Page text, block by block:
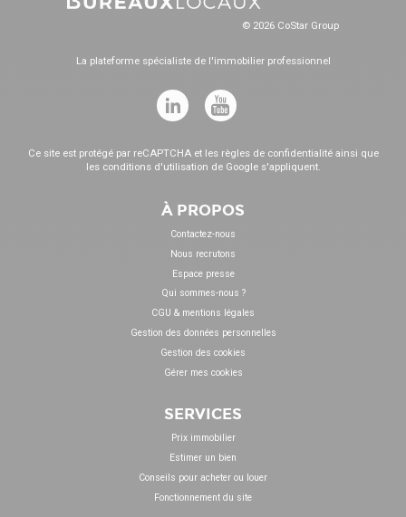
© 2026 CoStar Group
La plateforme spécialiste de l'immobilier professionnel
Ce site est protégé par reCAPTCHA et les règles de confidentialitéainsi que
les conditions d'utilisation de Google s'appliquent.
À PROPOS
Contactez-nous
Nous recrutons
Espace presse
Qui sommes-nous ?
CGU & mentions légales
Gestion des données personnelles
Gestion des cookies
Gérer mes cookies
SERVICES
Prix immobilier
Estimer un bien
Conseils pour acheter ou louer
Fonctionnement du site